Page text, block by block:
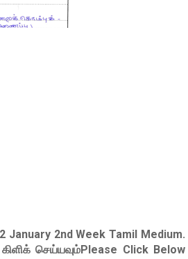
January 2nd Week Tamil Medium.
செய்யவும்Please Click Below